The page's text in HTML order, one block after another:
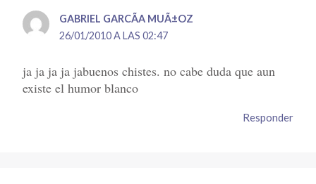
GABRIEL GARCÃ­A MUÃ±OZ
26/01/2010 A LAS 02:47
ja ja ja ja jabuenos chistes. no cabe duda que aun
existe el humor blanco
Responder